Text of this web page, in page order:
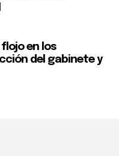
flojo en los
del gabinete y